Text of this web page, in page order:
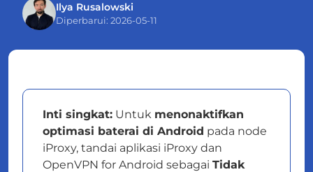
Ilya Rusalowski
Diperbarui: 2026-05-11
Inti singkat: Untuk menonaktifkan
optimasi baterai di Android pada node
iProxy, tandai aplikasi iProxy dan
OpenVPN for Android sebagai Tidak